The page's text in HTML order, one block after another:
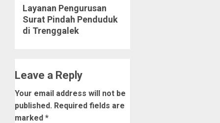
Next
post:
Layanan Pengurusan
Surat Pindah Penduduk
di Trenggalek
Leave a Reply
Your email address will not be
published. Required fields are
marked *